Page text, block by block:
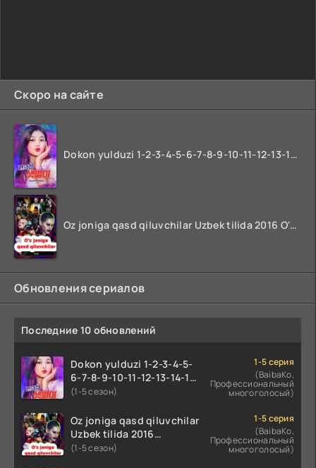
Скоро на сайте
Dokon yulduzi 1-2-3-4-5-6-7-8-9-10-11-12-13-14-15-16-17 Qism Uzbek tilida koreya seryali barcha qismlari o'zbek tilida
Oz joniga qasd qiluvchilar Uzbek tilida 2016 O'zbekcha tarjima kino 720p HD skachat
Обновления сериалов
Последние 10 обновлений
Dokon yulduzi 1-2-3-4-5-
6-7-8-9-10-11-12-13-14-15-
16-17 Qism Uzbek tilida
qismlari o'zbek tilida
(1-5 сезон)
1-5 серия
(BaibaKo,
Профессиональный
многоголосый)
Oz joniga qasd qiluvchilar
Uzbek tilida 2016
O'zbekcha tarjima kino
(1-5 сезон)
1-5 серия
(BaibaKo,
Профессиональный
многоголосый)